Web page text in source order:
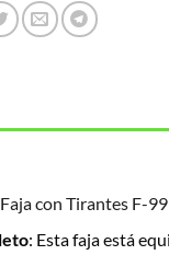
con Tirantes F-
: Esta faja está